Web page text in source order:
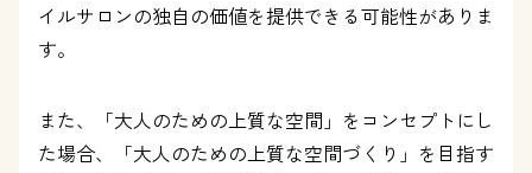
イルサロンの独自の価値を提供できる可能性がありま
す。
また、「大人のための上質な空間」をコンセプトにし
た場合、「大人のための上質な空間づくり」を目指す